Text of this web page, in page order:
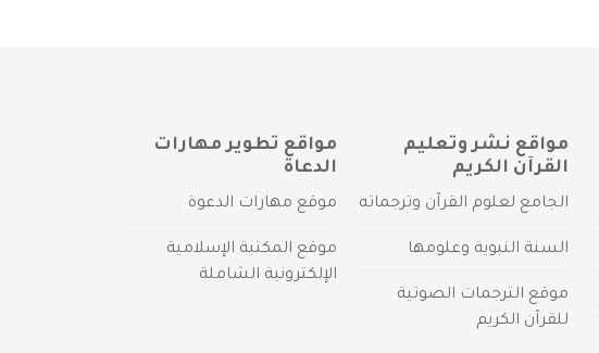
مواقع نشر وتعليم
القرآن الكريم
الجامع لعلوم القرآن وترجماته
السنة النبوية وعلومها
موقع الترجمات الصوتية
للقرآن الكريم
مواقع تطوير مهارات
الدعاة
موقع مهارات الدعوة
موقع المكتبة الإسلامية
الإلكترونية الشاملة